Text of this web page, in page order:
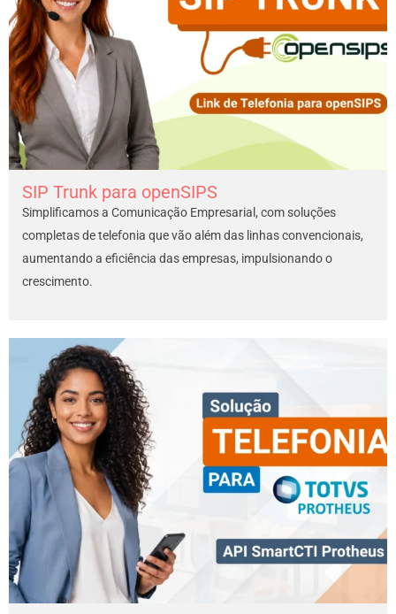
SIP Trunk para openSIPS
Simplificamos a Comunicação Empresarial, com soluções
completas de telefonia que vão além das linhas convencionais,
aumentando a eficiência das empresas, impulsionando o
crescimento.